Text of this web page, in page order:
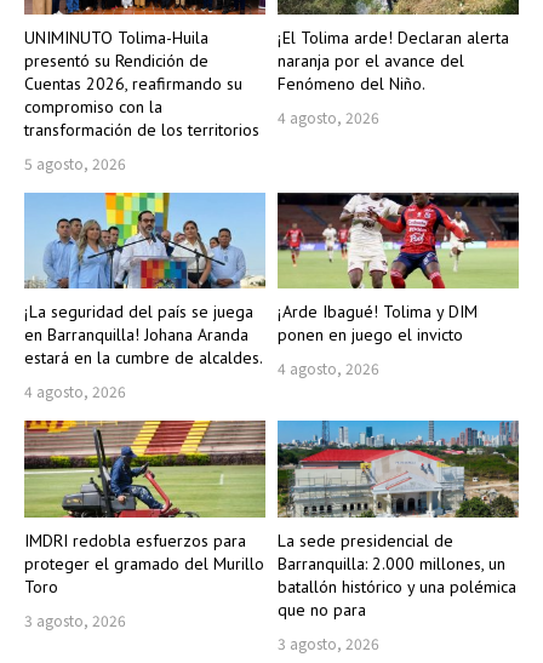
UNIMINUTO Tolima-Huila
presentó su Rendición de
Cuentas 2026, reafirmando su
compromiso con la
transformación de los territorios
5 agosto, 2026
¡El Tolima arde! Declaran alerta
naranja por el avance del
Fenómeno del Niño.
4 agosto, 2026
¡La seguridad del país se juega
en Barranquilla! Johana Aranda
estará en la cumbre de alcaldes.
4 agosto, 2026
¡Arde Ibagué! Tolima y DIM
ponen en juego el invicto
4 agosto, 2026
IMDRI redobla esfuerzos para
proteger el gramado del Murillo
Toro
3 agosto, 2026
La sede presidencial de
Barranquilla: 2.000 millones, un
batallón histórico y una polémica
que no para
3 agosto, 2026